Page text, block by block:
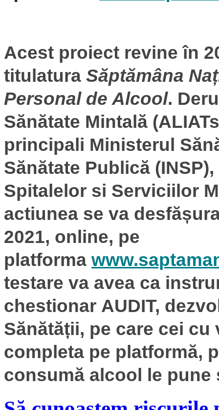
Acest proiect revine în
titulatura Săptămâna
Personal de Alcool.
Sănătate Mintală
principali Ministerul
Sănătate Publică
Spitalelor si Serviciilor
actiunea se va
2021, online, pe
platforma
testare va avea ca
chestionar AUDIT,
Sănătății, pe care cei
completa pe platformă,
consumă alcool le pune